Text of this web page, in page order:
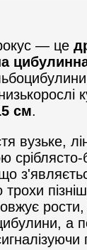
— це
см.
вузьке,
трохи
а